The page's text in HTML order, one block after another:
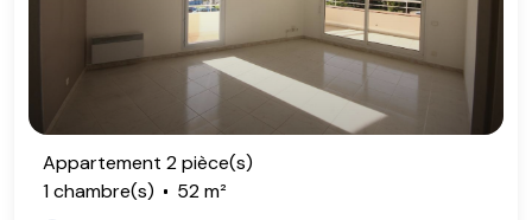
Appartement 2 pièce(s)
1 chambre(s)
52 m²